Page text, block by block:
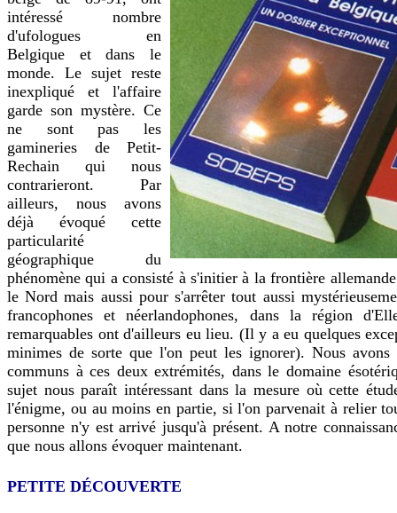
intéressé nombre
d'ufologues en
Belgique et dans le
monde. Le sujet reste
inexpliqué et l'affaire
garde son mystère. Ce
ne sont pas les
gamineries de Petit-
Rechain qui nous
contrarieront. Par
ailleurs, nous avons
déjà évoqué cette
particularité
géographique du
phénomène qui a consisté à s'initier à la frontière
le Nord mais aussi pour s'arrêter tout aussi
francophones et néerlandophones, dans la région
remarquables ont d'ailleurs eu lieu. (Il y a eu quelques
minimes de sorte que l'on peut les ignorer). Nous avons
communs à ces deux extrémités, dans le domaine
sujet nous paraît intéressant dans la mesure où cette
l'énigme, ou au moins en partie, si l'on parvenait à relier
personne n'y est arrivé jusqu'à présent. A notre
que nous allons évoquer maintenant.
PETITE DÉCOUVERTE